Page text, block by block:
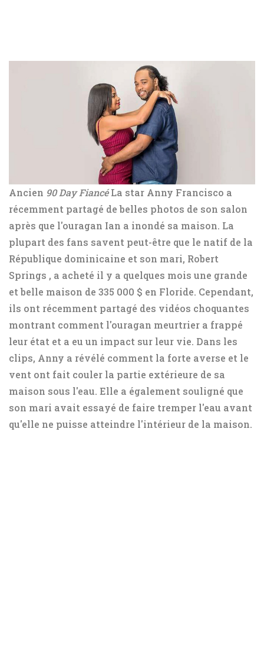
Ancien 90 Day Fiancé La star Anny Francisco a
récemment partagé de belles photos de son salon
après que l'ouragan Ian a inondé sa maison. La
plupart des fans savent peut-être que le natif de la
République dominicaine et son mari, Robert
Springs , a acheté il y a quelques mois une grande
et belle maison de 335 000 $ en Floride. Cependant,
ils ont récemment partagé des vidéos choquantes
montrant comment l'ouragan meurtrier a frappé
leur état et a eu un impact sur leur vie. Dans les
clips, Anny a révélé comment la forte averse et le
vent ont fait couler la partie extérieure de sa
maison sous l'eau. Elle a également souligné que
son mari avait essayé de faire tremper l'eau avant
qu'elle ne puisse atteindre l'intérieur de la maison.